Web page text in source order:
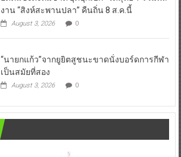
งาน “สิงห์สะพานปลา” คืนถิ่น 8 ส.ค.นี้
August 3, 2026 0
“นายกแก้ว”จากยูยิตสูชนะขาดนั่งบอร์ดการกีฬา
เป็นสมัยที่สอง
August 3, 2026 0